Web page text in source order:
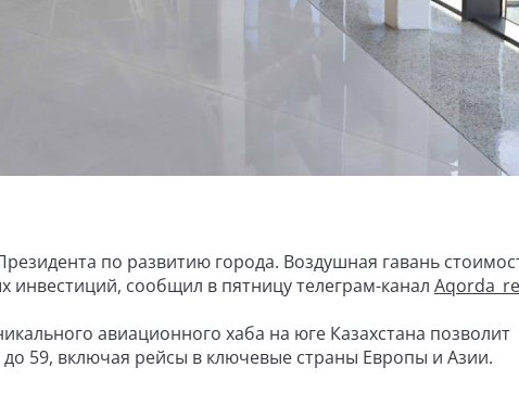
по развитию города. Воздушная гавань
инвестиций, сообщил в пятницу телеграм-канал
авиационного хаба на юге Казахстана позволит
59, включая рейсы в ключевые страны Европы и Азии.